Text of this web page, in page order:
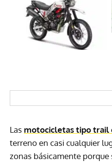
Las motocicletas tipo trail
terreno en casi cualquier
zonas básicamente